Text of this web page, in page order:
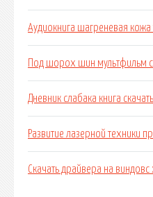
Аудиокнига шагреневая кожа
Под шорох шин мультфильм
Дневник слабака книга скачать
Развитие лазерной техники
Скачать драйвера на виндовс